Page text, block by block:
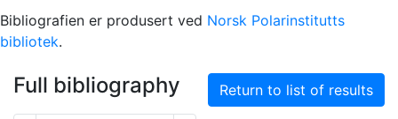
Bibliografien er produsert ved Norsk Polarinstitutts
bibliotek.
Full bibliography Return to list of results